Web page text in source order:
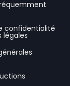
confidentialité